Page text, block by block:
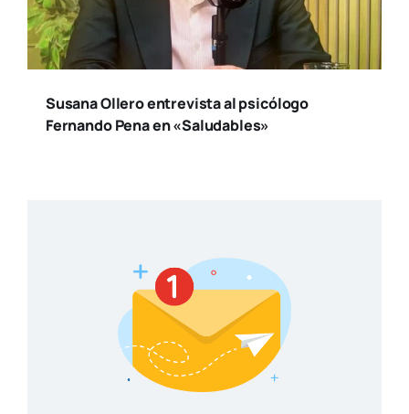
Susana Ollero entrevista al psicólogo
Fernando Pena en «Saludables»